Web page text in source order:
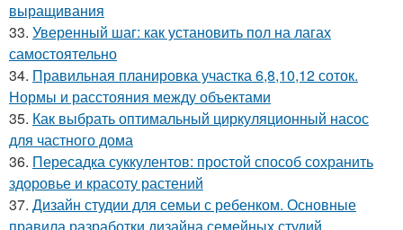
выращивания
33. Уверенный шаг: как установить пол на лагах
самостоятельно
34. Правильная планировка участка 6,8,10,12 соток.
Нормы и расстояния между объектами
35. Как выбрать оптимальный циркуляционный насос
для частного дома
36. Пересадка суккулентов: простой способ сохранить
здоровье и красоту растений
37. Дизайн студии для семьи с ребенком. Основные